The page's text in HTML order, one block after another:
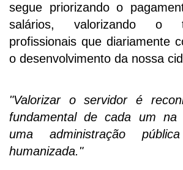
segue priorizando o
salários, valorizando o
profissionais que diariamente
o desenvolvimento da nossa
"Valorizar o servidor é
fundamental de cada um na
uma administração
humanizada."